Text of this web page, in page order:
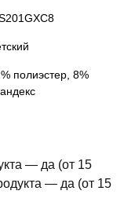
полиэстер, 8%
— да (от 15
— да (от 15